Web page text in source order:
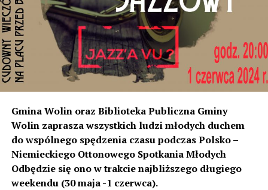
instalacji, to na tym odcinku generują dokładnie ten sam
poziom dźwięku co tam. Sprawdzałyśmy, że odległość
naszych nieruchomości od drogi jest taka sama, a nawet
w stosunku do niektórych mniejsza niż tych, które są na
początku miejscowości chronione ekranami – mówi
Jolanta Podhajska.
Przedstawiciel GDDKiA mówi, że po roku od oddania
inwestycji będzie przeprowadzona ponowna analiza
hałasu, jeśli decybeli będzie więcej niż sądzono –
wówczas ekrany zostaną zamontowane.
– Jeżeli wyjdzie na to, że są przekroczone normy, to
Gmina Wolin oraz Biblioteka Publiczna Gminy
Wolin zaprasza wszystkich ludzi młodych duchem
do wspólnego spędzenia czasu podczas Polsko –
Niemieckiego Ottonowego Spotkania Młodych
Odbędzie się ono w trakcie najbliższego długiego
weekendu (30 maja -1 czerwca).